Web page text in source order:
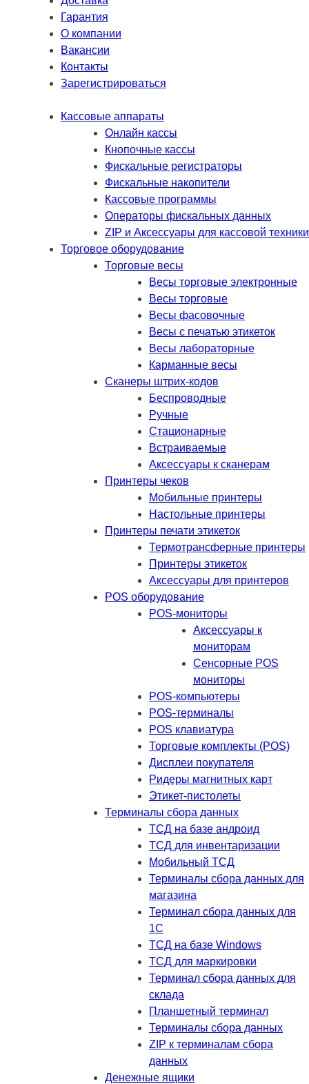
Гарантия
О компании
Вакансии
Контакты
Зарегистрироваться
Кассовые аппараты
Онлайн кассы
Кнопочные кассы
Фискальные регистраторы
Фискальные накопители
Кассовые программы
Операторы фискальных данных
ZIP и Аксессуары для кассовой техники
Торговое оборудование
Торговые весы
Весы торговые электронные
Весы торговые
Весы фасовочные
Весы с печатью этикеток
Весы лабораторные
Карманные весы
Сканеры штрих-кодов
Беспроводные
Ручные
Стационарные
Встраиваемые
Аксессуары к сканерам
Принтеры чеков
Мобильные принтеры
Настольные принтеры
Принтеры печати этикеток
Термотрансферные принтеры
Принтеры этикеток
Аксессуары для принтеров
POS оборудование
POS-мониторы
Аксессуары к
мониторам
Сенсорные POS
мониторы
POS-компьютеры
POS-терминалы
POS клавиатура
Торговые комплекты (POS)
Дисплеи покупателя
Ридеры магнитных карт
Этикет-пистолеты
Терминалы сбора данных
ТСД на базе андроид
ТСД для инвентаризации
Мобильный ТСД
Терминалы сбора данных для
магазина
Терминал сбора данных для
1C
ТСД на базе Windows
ТСД для маркировки
Терминал сбора данных для
склада
Планшетный терминал
Терминалы сбора данных
ZIP к терминалам сбора
данных
Денежные ящики